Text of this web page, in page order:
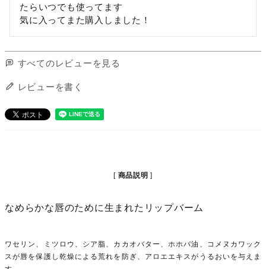
たらいつでも使ってます
すべてのレビューを見る
レビューを書く
商品説明
なめらかな唇のために生まれたリップバーム
ワセリン、ミツロウ、シア脂、カカオバター、ホホバ油、コメヌカワック
スが唇を保護し乾燥による荒れを防ぎ、アロエエキスがうるおいを与えま